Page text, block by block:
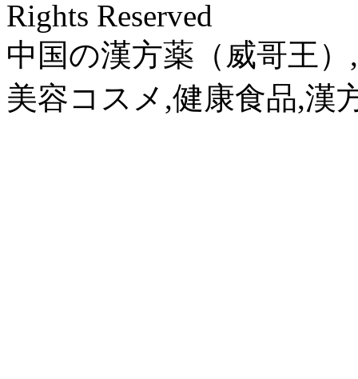
Rights Reserved
中国の漢方薬（威哥王
美容コスメ,健康食品,漢